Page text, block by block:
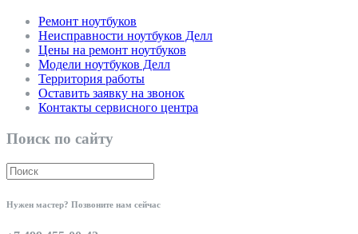
Ремонт ноутбуков
Неисправности ноутбуков Делл
Цены на ремонт ноутбуков
Модели ноутбуков Делл
Территория работы
Оставить заявку на звонок
Контакты сервисного центра
Поиск по сайту
Нужен мастер? Позвоните нам сейчас